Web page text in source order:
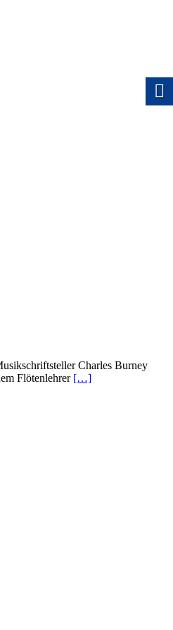
Charles Burney
Flötenlehrer Read
[…]